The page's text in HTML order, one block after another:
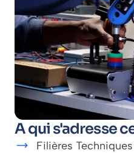
A qui s'adresse
Filières